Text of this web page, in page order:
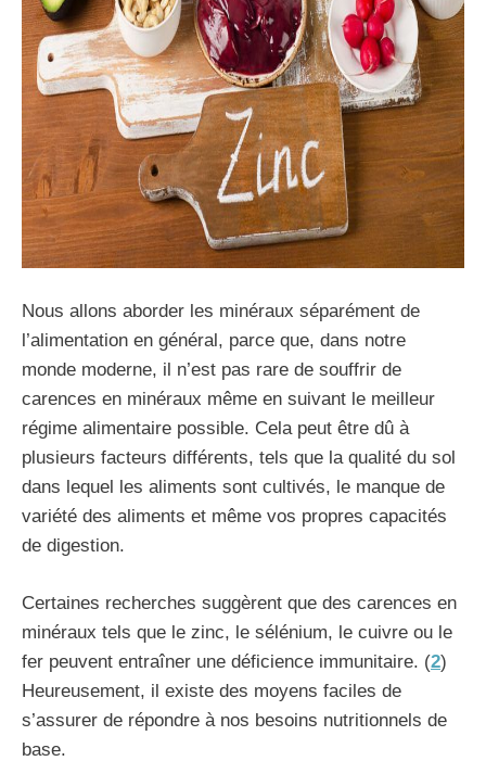
Nous allons aborder les minéraux séparément de
l’alimentation en général, parce que, dans notre
monde moderne, il n’est pas rare de souffrir de
carences en minéraux même en suivant le meilleur
régime alimentaire possible. Cela peut être dû à
plusieurs facteurs différents, tels que la qualité du sol
dans lequel les aliments sont cultivés, le manque de
variété des aliments et même vos propres capacités
de digestion.
Certaines recherches suggèrent que des carences en
minéraux tels que le zinc, le sélénium, le cuivre ou le
fer peuvent entraîner une déficience immunitaire. (2)
Heureusement, il existe des moyens faciles de
s’assurer de répondre à nos besoins nutritionnels de
base.